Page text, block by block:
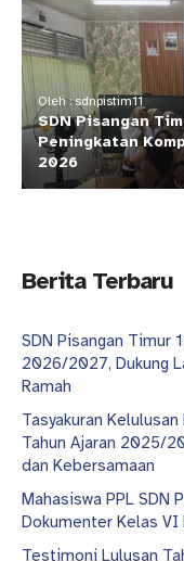
Oleh : sdnpistim11
SDN Pisangan
Peningkatan
2026
Berita Terbaru
SDN Pisangan Timur
2026/2027, Dukung
Ramah
Tasyakuran
Tahun Ajaran 2025/
dan Kebersamaan
Mahasiswa PPL SDN
Dokumenter Kelas VI
Testimoni Lulusan